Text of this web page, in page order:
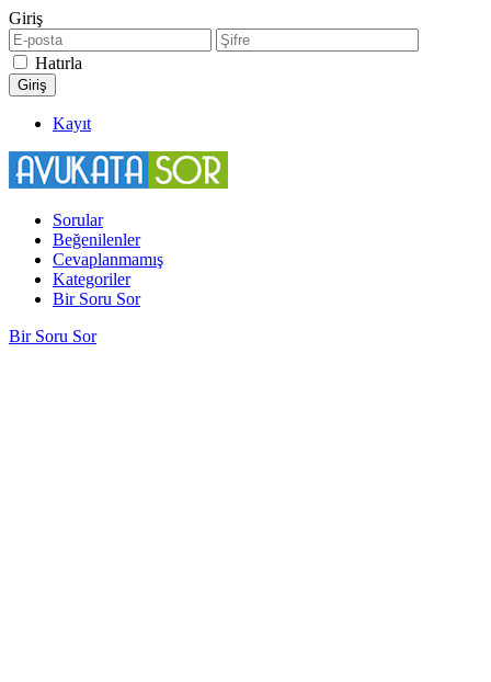
Giriş
Hatırla
Kayıt
Sorular
Beğenilenler
Cevaplanmamış
Kategoriler
Bir Soru Sor
Bir Soru Sor